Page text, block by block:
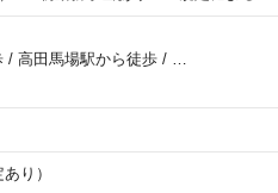
/ 高田馬場駅から徒歩/
り）